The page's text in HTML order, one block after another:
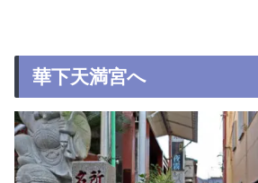
華下天満宮へ